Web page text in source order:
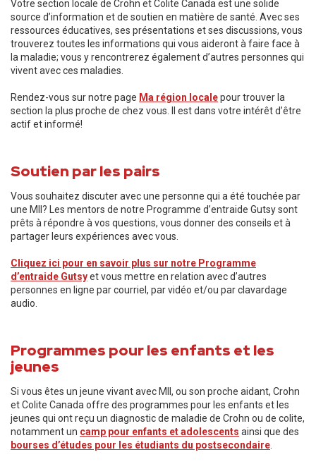
Votre section locale de Crohn et Colite Canada est une solide
source d’information et de soutien en matière de santé. Avec ses
ressources éducatives, ses présentations et ses discussions, vous
trouverez toutes les informations qui vous aideront à faire face à
la maladie; vous y rencontrerez également d’autres personnes qui
vivent avec ces maladies.
Rendez-vous sur notre page Ma région localepour trouver la
section la plus proche de chez vous. Il est dans votre intérêt d’être
actif et informé!
Soutien par les pairs
Vous souhaitez discuter avec une personne qui a été touchée par
une MII? Les mentors de notre Programme d’entraide Gutsy sont
prêts à répondre à vos questions, vous donner des conseils et à
partager leurs expériences avec vous.
Cliquez ici pour en savoir plus sur notre Programme
d’entraide Gutsy​et vous mettre en relation avec d’autres
personnes en ligne par courriel, par vidéo et/ou par clavardage
audio.
Programmes pour les enfants et les
jeunes
Si vous êtes un jeune vivant avec MII, ou son proche aidant, Crohn
et Colite Canada offre des programmes pour les enfants et les
jeunes qui ont reçu un diagnostic de maladie de Crohn ou de colite,
notamment un camp pour enfants et adolescents ainsi que des
bourses d’études pour les étudiants du postsecondaire